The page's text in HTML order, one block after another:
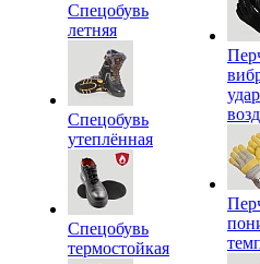
Спецобувь
летняя
Спецобувь
утеплённая
Спецобувь
термостойкая